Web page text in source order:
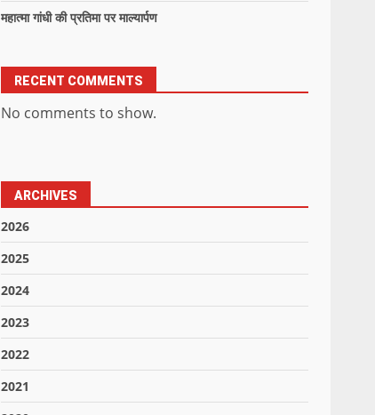
महात्मा गांधी की प्रतिमा पर माल्यार्पण
RECENT COMMENTS
No comments to show.
ARCHIVES
2026
2025
2024
2023
2022
2021